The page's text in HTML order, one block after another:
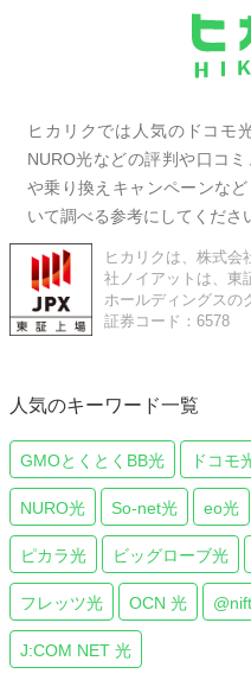
ヒカリクでは人気のドコモ
NURO光などの評判や口コ
や乗り換えキャンペーンな
いて調べる参考にしてくださ
ヒカリクは、株式会
社ノイアットは、東
ホールディングスの
証券コード：6578
人気のキーワード一覧
GMOとくとくBB光 ドコモ
NURO光 So-net光 eo光
ピカラ光 ビッグローブ光
フレッツ光 OCN 光
J:COM NET 光